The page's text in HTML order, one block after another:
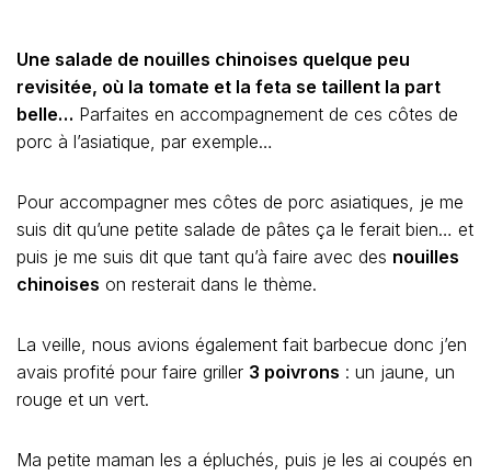
Une salade de nouilles chinoises quelque peu
revisitée, où la tomate et la feta se taillent la part
belle… Parfaites en accompagnement de ces côtes de
porc à l’asiatique, par exemple…
Pour accompagner mes côtes de porc asiatiques, je me
suis dit qu’une petite salade de pâtes ça le ferait bien… et
puis je me suis dit que tant qu’à faire avec des nouilles
chinoises on resterait dans le thème.
La veille, nous avions également fait barbecue donc j’en
avais profité pour faire griller 3 poivrons : un jaune, un
rouge et un vert.
Ma petite maman les a épluchés, puis je les ai coupés en